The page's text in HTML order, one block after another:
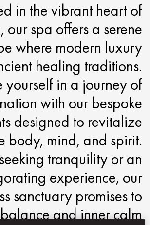
in the vibrant heart of
our spa offers a serene
where modern luxury
healing traditions.
yourself in a journey of
with our bespoke
designed to revitalize
body, mind, and spirit.
tranquility or an
experience, our
sanctuary promises to
and inner calm.